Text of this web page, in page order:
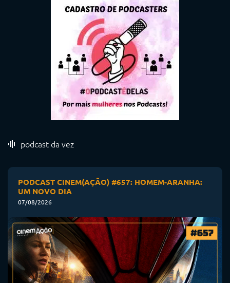
podcast da vez
PODCAST CINEM(AÇÃO) #657: HOMEM-ARANHA:
UM NOVO DIA
07/08/2026